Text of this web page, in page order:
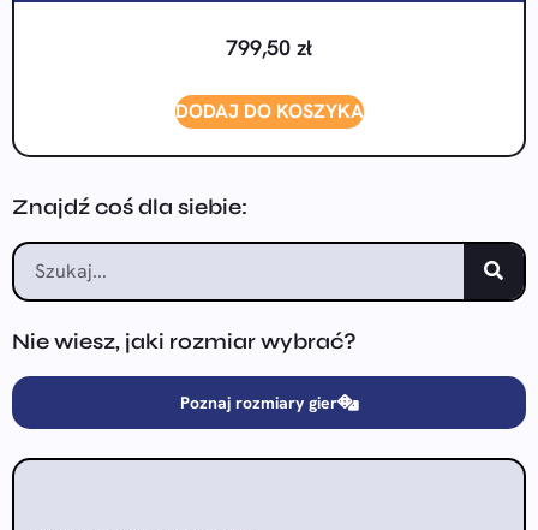
Znajdź coś dla siebie:
Nie wiesz, jaki rozmiar wybrać?
Poznaj rozmiary gier
799,50 zł
DODAJ DO KOSZYKA